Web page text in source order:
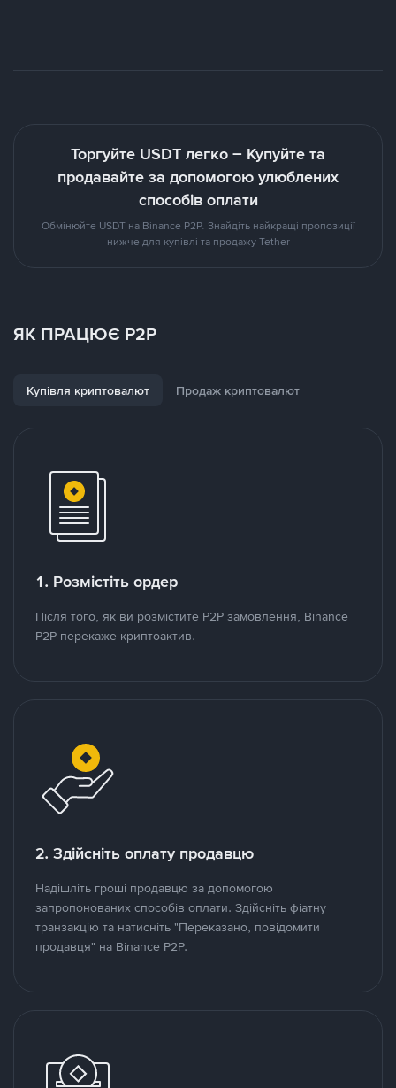
Торгуйте USDT легко – Купуйте та
продавайте за допомогою улюблених
способів оплати
Обмінюйте USDT на Binance P2P. Знайдіть найкращі пропозиції
нижче для купівлі та продажу Tether
ЯК ПРАЦЮЄ P2P
Купівля криптовалют Продаж криптовалют
1. Розмістіть ордер
Після того, як ви розмістите P2P замовлення, Binance
P2P перекаже криптоактив.
2. Здійсніть оплату продавцю
Надішліть гроші продавцю за допомогою
запропонованих способів оплати. Здійсніть фіатну
транзакцію та натисніть "Переказано, повідомити
продавця" на Binance P2P.